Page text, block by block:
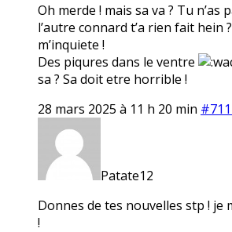
Oh merde ! mais sa va ? Tu n’as
l’autre connard t’a rien fait hein
m’inquiete !
Des piqures dans le ventre
sa ? Sa doit etre horrible !
28 mars 2025 à 11 h 20 min
Patate12
Donnes de tes nouvelles stp ! je
!